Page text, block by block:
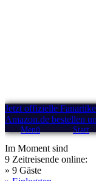
Jetzt offizielle
Amazon.de bestellen
Menü Start
Im Moment sind
9 Zeitreisende online:
» 9 Gäste